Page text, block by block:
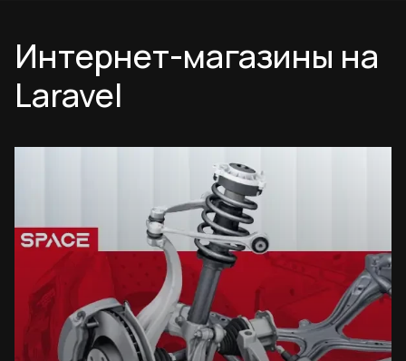
Интернет-магазины на
Laravel